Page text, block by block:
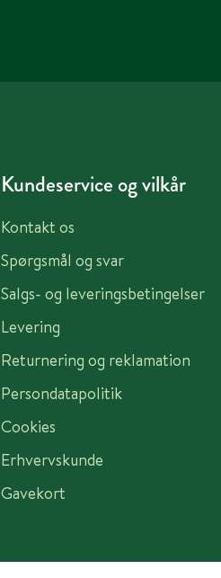
Kundeservice og vilkår
Kontakt os
Spørgsmål og svar
Salgs- og leveringsbetingelser
Levering
Returnering og reklamation
Persondatapolitik
Cookies
Erhvervskunde
Gavekort